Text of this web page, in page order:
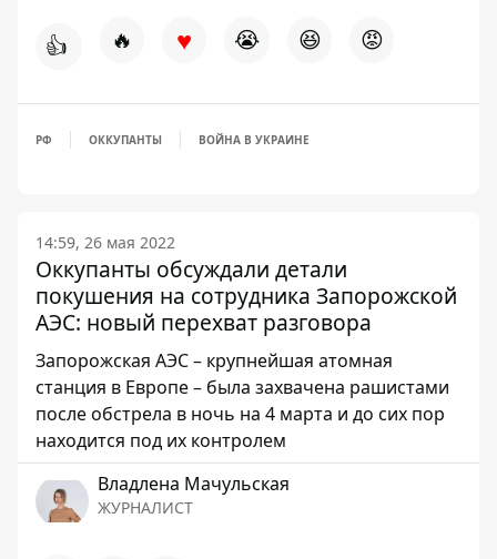
👍 🔥 ♥ 😭 😆 😡
РФ ОККУПАНТЫ ВОЙНА В УКРАИНЕ
14:59, 26 мая 2022
Оккупанты обсуждали детали
покушения на сотрудника Запорожской
АЭС: новый перехват разговора
Запорожская АЭС – крупнейшая атомная
станция в Европе – была захвачена рашистами
после обстрела в ночь на 4 марта и до сих пор
находится под их контролем
Владлена Мачульская
ЖУРНАЛИСТ